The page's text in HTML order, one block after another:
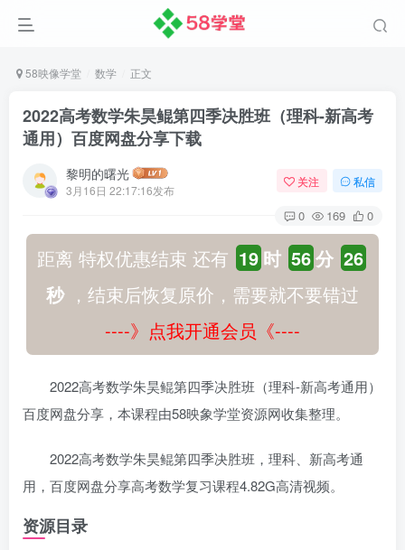
58映像学堂 数学 正文
2022高考数学朱昊鲲第四季决胜班（理科-新高考
通用）百度网盘分享下载
黎明的曙光
3月16日 22:17:16发布
关注 私信
0 169 0
距离 特权优惠结束 还有 19 时 56分 26
秒，结束后恢复原价，需要就不要错过
----》点我开通会员《----
2022高考数学朱昊鲲第四季决胜班（理科-新高考通用）
百度网盘分享，本课程由58映象学堂资源网收集整理。
2022高考数学朱昊鲲第四季决胜班，理科、新高考通
用，百度网盘分享高考数学复习课程4.82G高清视频。
资源目录